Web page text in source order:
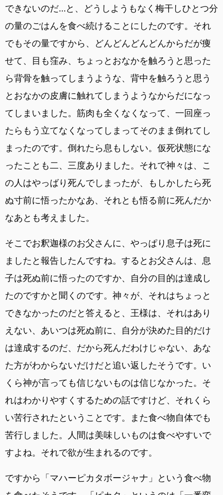
できないのだ…と、どうしようもなく梅干しひとつ分
の量のごはんを食べ続けることにしたのです。それ
でもその量ですから、どんどんどんどんからだが痩
せて、目も窪み、ちょっとおなかを触ろうと思った
ら背骨を触ってしまうような、背中を触ろうと思う
とおなかの皮膚に触れてしまうようなからだになっ
てしまいました。筋肉も全くなくなって、一回座っ
たらもう立てなくなってしまってそのまま倒れてし
まったのです。倒れたら息もしない。仮死状態にな
ったことも二、三度ありました。それで神々は、こ
の人はやっばり死んでしまったが、もしかしたら死
ぬ寸前に悟ったかなあ、それとも悟る前に死んだか
なあとも考えました。
そこでお釈迦様のお父さんに、やっぱり息子は死に
ましたと報告したんですね。するとお父さんは、息
子は死ぬ前に悟ったのですか、自分の目的は達成し
たのですかと聞くのです。神々が、それはちょっと
できなかったのだと答えると、王様は、それはあり
えない、あいつは死ぬ前に、自分が決めた目的だけ
は達成するのだ、だから死んだわけじゃない、あな
た方がわからないだけだと追い返したそうです。い
くら神が言っても信じないものは信じなかった。そ
れはわかりやすくするための話ですけど、それくら
い苦行されたということです。また食べ物自体でも
苦行しました。人間は美味しいものは食べやすいで
すよね。それで欲が生まれるのです。
ですから「マハーピカタボージャナ」という食べ物